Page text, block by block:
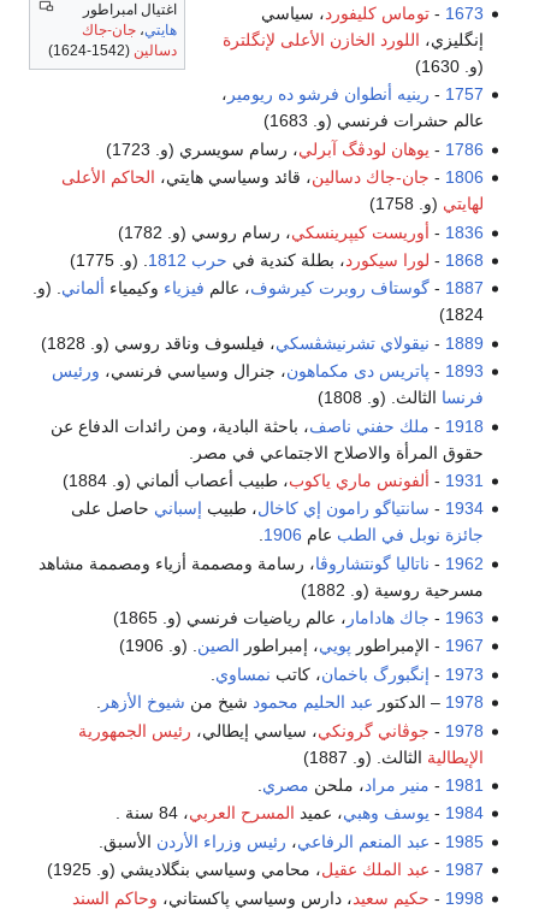
اغتيال امبراطور
هايتي، جان-جاك
دسالين (1542-1624)
1673
-توماس كليفورد، سياسي
إنگليزي، اللورد الخازن الأعلى لإنگلترة
(و. 1630)
1757
- رينيه أنطوان فرشو ده ريومير ،
عالم حشرات فرنسي (و. 1683)
1786
- يوهان لودڤگ آبرلي، رسام سويسري (و. 1723)
1806
- جان-جاك دسالين، قائد وسياسي هايتي، الحاكم الأعلى
لهايتي (و. 1758)
1836
- أوريست كيپرينسكي، رسام روسي (و. 1782)
1868
- لورا سيكورد، بطلة كندية في حرب 1812
. (و. 1775)
1887
-گوستاف روبرت كيرشوف، عالم فيزياء وكيمياء ألماني. (و.
1824)
1889
- نيقولاي تشرنيشڤسكي، فيلسوف وناقد روسي (و. 1828)
1893
- پاتريس دى مكماهون، جنرال وسياسي فرنسي، ورئيس
فرنسا الثالث. (و. 1808)
1918
- ملك حفني ناصف، باحثة البادية، ومن رائدات الدفاع عن
حقوق المرأة والاصلاح الاجتماعي في مصر.
1931
- ألفونس ماري ياكوب، طبيب أعصاب ألماني (و. 1884)
1934
- سانتياگو رامون إي كاخال، طبيب إسباني حاصل على
جائزة نوبل في الطب عام 1906
.
1962
- ناتاليا گونتشاروڤا، رسامة ومصممة أزياء ومصممة مشاهد
مسرحية روسية (و. 1882)
1963
- جاك هادامار ، عالم رياضيات فرنسي (و. 1865)
1967 - الإمبراطور پويي، إمبراطور الصين. (و. 1906)
1973
- إنگبورگ باخمان، كاتب نمساوي
1978 – الدكتور عبد الحليم محمود شيخ من شيوخ الأزهر .
1978
- جوڤاني گرونكي، سياسي إيطالي، رئيس الجمهورية
الإيطالية الثالث. (و. 1887)
1981
- منير مراد، ملحن مصري
1984
- يوسف وهبي، عميد المسرح العربي، 84 سنة .
1985
- عبد المنعم الرفاعي، رئيس وزراء الأردن الأسبق.
1987
- عبد الملك عقيل، محامي وسياسي بنگلاديشي (و. 1925)
1998
- حكيم سعيد، دارس وسياسي پاكستاني، وحاكم السند